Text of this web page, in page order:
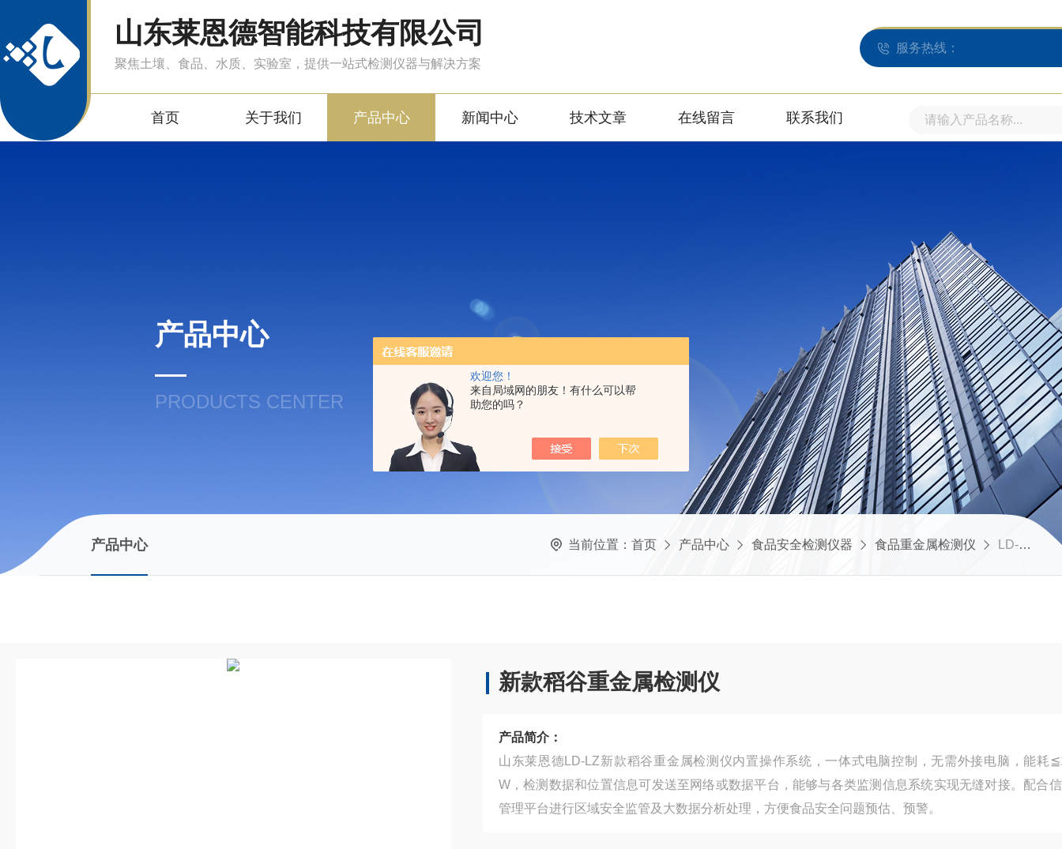
欢迎您！
来自局域网的朋友！有什么可以帮
助您的吗？
山东莱恩德智能科技有限公司
聚焦土壤、食品、水质、实验室，提供一站式检测仪器与解决方案
服务热线：
首页 关于我们 产品中心 新闻中心 技术文章 在线留言 联系我们
产品中心
PRODUCTS CENTER
产品中心 当前位置： 首页 产品中心 食品安全检测仪器 食品重金属检测仪 LD-LZ新款稻谷重金属检测仪
新款稻谷重金属检测仪
产品简介：
山东莱恩德LD-LZ新款稻谷重金属检测仪内置操作系统，一体式电脑控制，无需外接电脑，能耗
W，检测数据和位置信息可发送至网络或数据平台，能够与各类监测信息系统实现无缝对接。配合
管理平台进行区域安全监管及大数据分析处理，方便食品安全问题预估、预警。